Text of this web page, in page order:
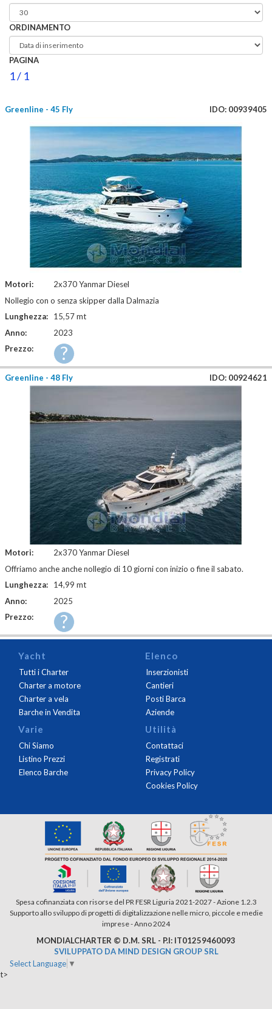
ORDINAMENTO
PAGINA
1 / 1
Greenline - 45 Fly IDO: 00939405
Motori:
2x370 Yanmar Diesel
Nollegio con o senza skipper dalla Dalmazia
Lunghezza:
15,57 mt
Anno:
2023
Prezzo:
?
Greenline - 48 Fly IDO: 00924621
Motori:
2x370 Yanmar Diesel
Offriamo anche anche nollegio di 10 giorni con inizio o fine il sabato.
Lunghezza:
14,99 mt
Anno:
2025
Prezzo:
?
Yacht
Tutti i Charter
Charter a motore
Charter a vela
Barche in Vendita
Elenco
Inserzionisti
Cantieri
Posti Barca
Aziende
Varie
Chi Siamo
Listino Prezzi
Elenco Barche
Utilità
Contattaci
Registrati
Privacy Policy
Cookies Policy
Spesa cofinanziata con risorse del PR FESR Liguria 2021-2027 - Azione 1.2.3
Supporto allo sviluppo di progetti di digitalizzazione nelle micro, piccole e medie
imprese - Anno 2024
MONDIALCHARTER © D.M. SRL - P.I: IT01259460093
SVILUPPATO DA MIND DESIGN GROUP SRL
Select Language ▼
t>